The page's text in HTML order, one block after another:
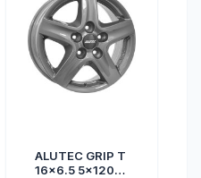
ALUTEC GRIP T
16x6.5 5x120